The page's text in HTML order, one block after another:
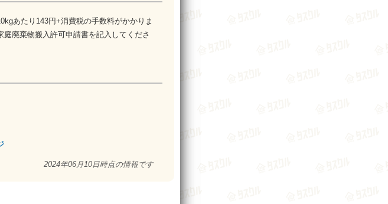
あたり143円+消費税の手数料がかかりま
廃棄物搬入許可申請書を記入してくださ
2024年06月10日時点の情報です